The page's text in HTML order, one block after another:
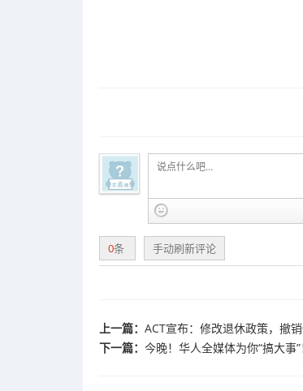
0条 手动刷新评论
上一篇： ACT宣布：修改退休政策，撤
下一篇： 今晚！华人全媒体为你“搞大